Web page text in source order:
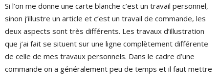
Si l’on me donne une carte blanche c’est un travail personnel,
sinon j’illustre un article et c’est un travail de commande, les
deux aspects sont très différents. Les travaux d’illustration
que j’ai fait se situent sur une ligne complètement différente
de celle de mes travaux personnels. Dans le cadre d’une
commande on a généralement peu de temps et il faut mettre